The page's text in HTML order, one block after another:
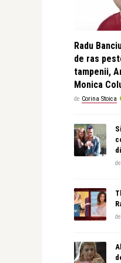
Radu
de ras
tampenii,
Monica
de Corina Stoica
de
de